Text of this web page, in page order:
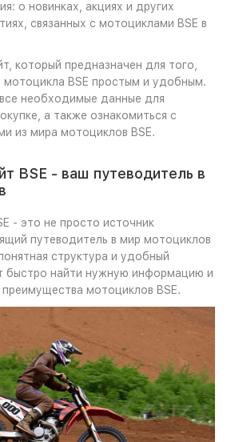
о новинках, акциях и других
связанных с мотоциклами BSE в
который предназначен для того,
BSE простым и удобным.
необходимые данные для
а также ознакомиться с
из мира мотоциклов BSE.
BSE - ваш путеводитель в
- это не просто источник
путеводитель в мир мотоциклов
структура и удобный
быстро найти нужную информацию и
мотоциклов BSE.